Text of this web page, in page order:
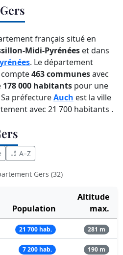
français situé en
Midi-Pyrénées et dans
. Le département
463 communesavec
178 000 habitants pour une
Sa préfectureAuch est la ville
avec 21 700 habitants .
A–Z
Gers (32)
Population
Altitude
max.
21 700 hab. 281 m
7 200 hab. 190 m